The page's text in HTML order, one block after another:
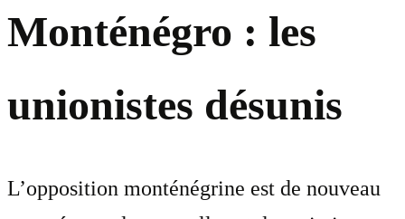
Monténégro : les
unionistes désunis
L’opposition monténégrine est de nouveau